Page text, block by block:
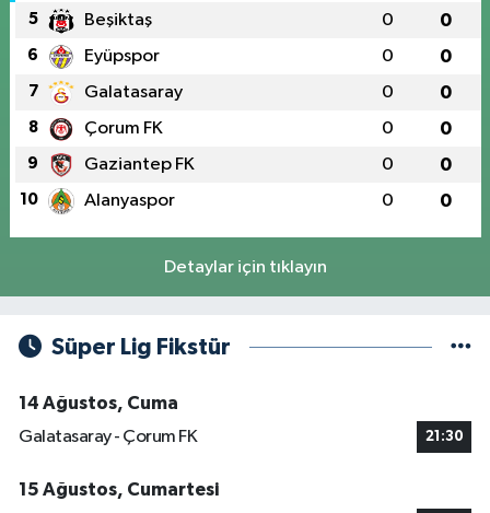
5 Beşiktaş 0 0
6 Eyüpspor 0 0
7 Galatasaray 0 0
8 Çorum FK 0 0
9 Gaziantep FK 0 0
10 Alanyaspor 0 0
Detaylar için tıklayın
Süper Lig Fikstür
14 Ağustos, Cuma
Galatasaray - Çorum FK
21:30
15 Ağustos, Cumartesi